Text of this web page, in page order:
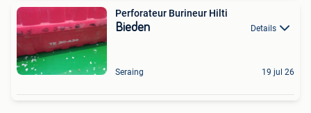
Perforateur Burineur Hilti
Bieden Details
Seraing 19 jul 26